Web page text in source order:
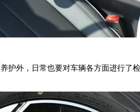
护外，日常也要对车辆各方面进行了